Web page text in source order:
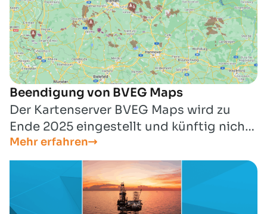
Beendigung von BVEG Maps
Der Kartenserver BVEG Maps wird zu
Ende 2025 eingestellt und künftig nicht
mehr zur Verfügung stehen.
Mehr erfahren